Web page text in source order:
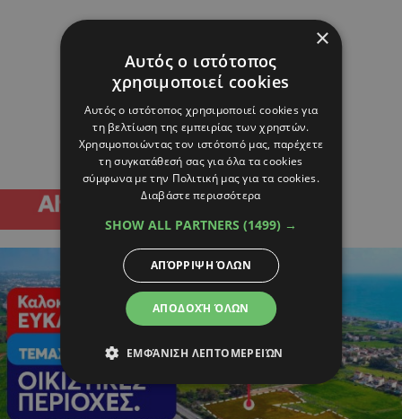
×
Αυτός ο ιστότοπος
χρησιμοποιεί cookies
Αυτός ο ιστότοπος χρησιμοποιεί cookies για
τη βελτίωση της εμπειρίας των χρηστών.
Χρησιμοποιώντας τον ιστότοπό μας, παρέχετε
τη συγκατάθεσή σας για όλα τα cookies
σύμφωνα με την Πολιτική μας για τα cookies.
Διαβάστε περισσότερα
SHOW ALL PARTNERS (1499) →
ΑΠΟΔΟΧΉ ΌΛΩΝ
ΑΠΌΡΡΙΨΗ ΌΛΩΝ
ΕΜΦΆΝΙΣΗ ΛΕΠΤΟΜΕΡΕΙΏΝ